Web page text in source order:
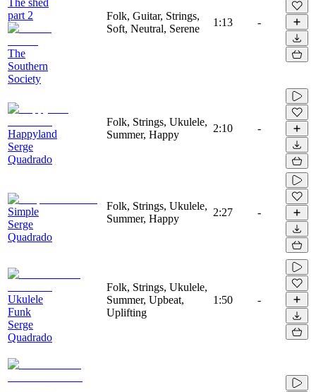
part 2
The
Southern
Society
Folk, Guitar, Strings,
Soft, Neutral, Serene
1:13 -
Happyland
Serge
Quadrado
Folk, Strings, Ukulele,
Summer, Happy
2:10 -
Simple
Serge
Quadrado
Folk, Strings, Ukulele,
Summer, Happy
2:27 -
Ukulele
Funk
Serge
Quadrado
Folk, Strings, Ukulele,
Summer, Upbeat,
Uplifting
1:50 -